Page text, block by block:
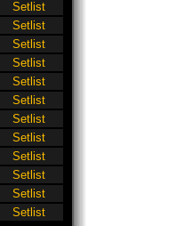
Setlist
Setlist
Setlist
Setlist
Setlist
Setlist
Setlist
Setlist
Setlist
Setlist
Setlist
Setlist